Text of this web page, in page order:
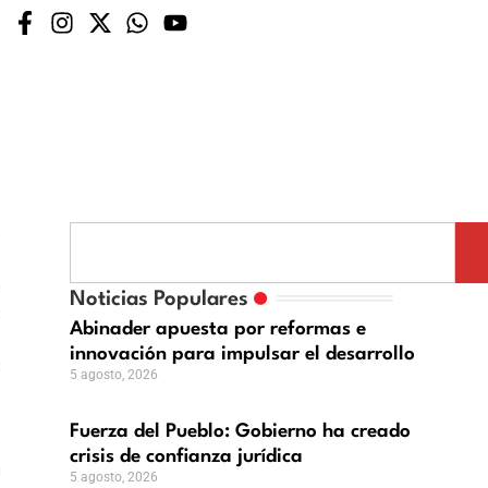
Noticias Populares
Abinader apuesta por reformas e
innovación para impulsar el desarrollo
5 agosto, 2026
Fuerza del Pueblo: Gobierno ha creado
crisis de confianza jurídica
5 agosto, 2026